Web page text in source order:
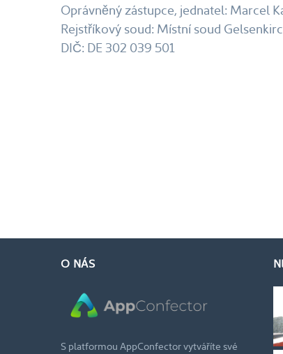
Oprávněný zástupce, jednatel: Marcel
Rejstříkový soud: Místní soud
DIČ: DE 302 039 501
O NÁS
S platformou AppConfector vytváříte své